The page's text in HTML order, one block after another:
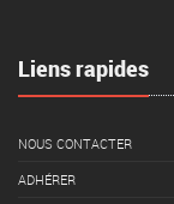
Liens rapides
NOUS CONTACTER
ADHÉRER